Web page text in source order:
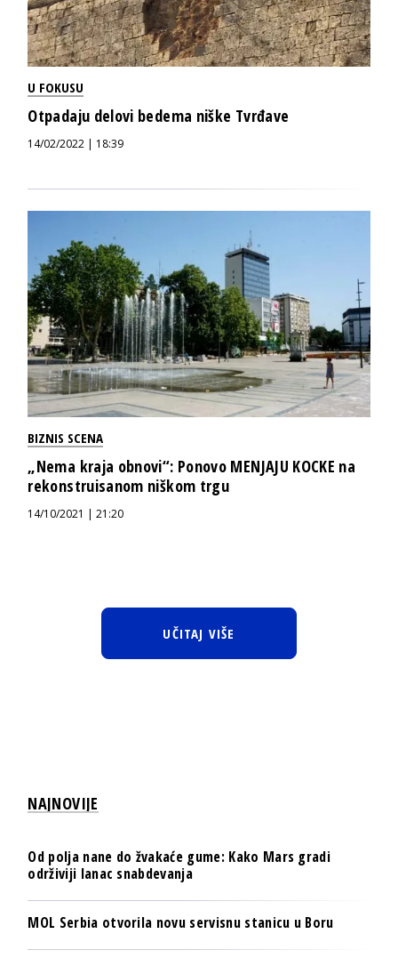
U FOKUSU
Otpadaju delovi bedema niške Tvrđave
14/02/2022 | 18:39
BIZNIS SCENA
„Nema kraja obnovi“: Ponovo MENJAJU KOCKE na
rekonstruisanom niškom trgu
14/10/2021 | 21:20
UČITAJ VIŠE
NAJNOVIJE
Od polja nane do žvakaće gume: Kako Mars gradi
održiviji lanac snabdevanja
MOL Serbia otvorila novu servisnu stanicu u Boru